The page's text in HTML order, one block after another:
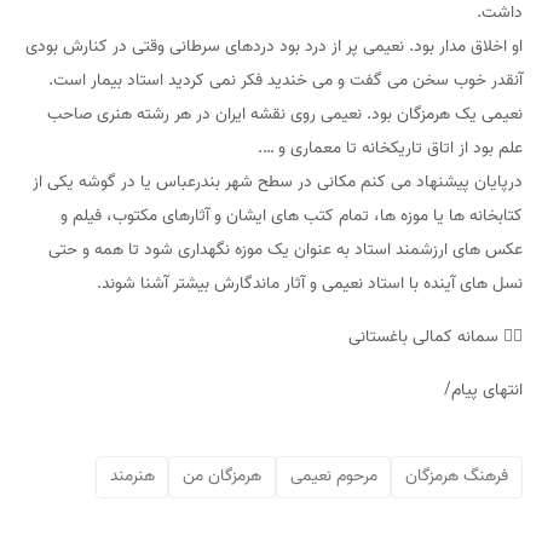
داشت.
او اخلاق مدار بود. نعیمی پر از درد بود دردهای سرطانی وقتی در کنارش بودی
آنقدر خوب سخن می گفت و می خندید فکر نمی کردید استاد بیمار است.
نعیمی یک هرمزگان بود. نعیمی روی نقشه ایران در هر رشته هنری صاحب
علم بود از اتاق تاریکخانه تا معماری و ….
درپایان پیشنهاد می کنم مکانی در سطح شهر بندرعباس یا در گوشه یکی از
کتابخانه ها یا موزه ها، تمام کتب های ایشان و آثارهای مکتوب، فیلم و
عکس های ارزشمند استاد به عنوان یک موزه نگهداری شود تا همه و حتی
نسل های آینده با استاد نعیمی و آثار ماندگارش بیشتر آشنا شوند.
✍🏻 سمانه کمالی باغستانی
انتهای پیام/
فرهنگ هرمزگان مرحوم نعیمی هرمزگان من هنرمند